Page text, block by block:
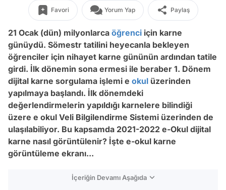
Favori Yorum Yap Paylaş
21 Ocak (dün) milyonlarca öğrenci için karne
günüydü. Sömestr tatilini heyecanla bekleyen
öğrenciler için nihayet karne gününün ardından tatile
girdi. İlk dönemin sona ermesi ile beraber 1. Dönem
dijital karne sorgulama işlemi e okul üzerinden
yapılmaya başlandı. İlk dönemdeki
değerlendirmelerin yapıldığı karnelere bilindiği
üzere e okul Veli Bilgilendirme Sistemi üzerinden de
ulaşılabiliyor. Bu kapsamda 2021-2022 e-Okul dijital
karne nasıl görüntülenir? İşte e-okul karne
görüntüleme ekranı...
İçeriğin Devamı Aşağıda